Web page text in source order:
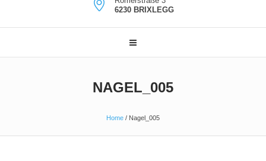
6230 BRIXLEGG
NAGEL_005
Home / Nagel_005